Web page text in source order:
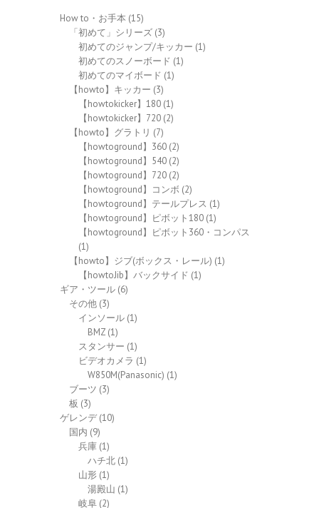
How to・お手本 (15)
「初めて」シリーズ (3)
初めてのジャンプ/キッカー (1)
初めてのスノーボード (1)
初めてのマイボード (1)
【howto】キッカー (3)
【howtokicker】180 (1)
【howtokicker】720 (2)
【howto】グラトリ (7)
【howtoground】360 (2)
【howtoground】540 (2)
【howtoground】720 (2)
【howtoground】コンボ (2)
【howtoground】テールプレス (1)
【howtoground】ピボット180 (1)
【howtoground】ピボット360・コンパス
(1)
【howto】ジブ(ボックス・レール) (1)
【howtoJib】バックサイド (1)
ギア・ツール (6)
その他 (3)
インソール (1)
BMZ (1)
スタンサー (1)
ビデオカメラ (1)
W850M(Panasonic) (1)
ブーツ (3)
板 (3)
ゲレンデ(10)
国内 (9)
兵庫 (1)
ハチ北 (1)
山形 (1)
湯殿山 (1)
岐阜 (2)